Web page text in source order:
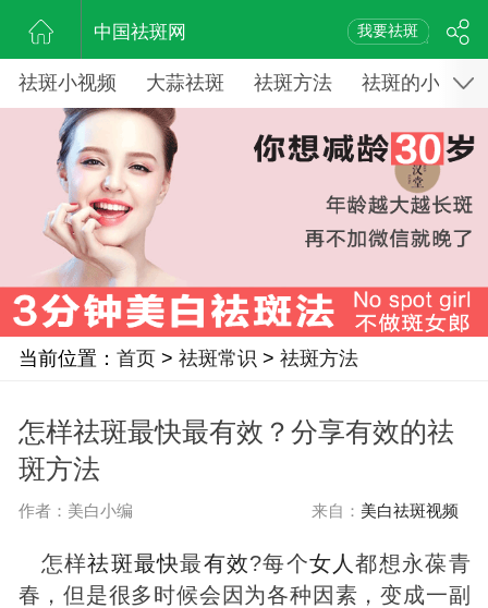
中国祛斑网 我要祛斑
祛斑小视频 大蒜祛斑 祛斑方法 祛斑的小窍门
当前位置： 首页> 祛斑常识 > 祛斑方法
怎样祛斑最快最有效？分享有效的祛
斑方法
作者：美白小编 来自： 美白祛斑视频
怎样祛斑最快最有效?每个女人都想永葆青
春，但是很多时候会因为各种因素，变成一副